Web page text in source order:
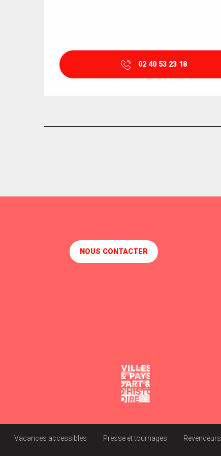
02 40 53 23 18
NOUS CONTACTER
Vacances accessibles Presse et tournages Revendeurs